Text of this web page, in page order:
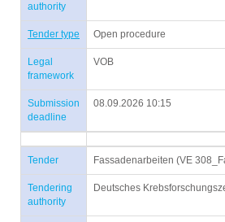
authority
Tender type Open procedure
Legal
framework
VOB
Submission
deadline
08.09.2026 10:15
Tender Fassadenarbeiten (VE
Tendering
authority
Deutsches